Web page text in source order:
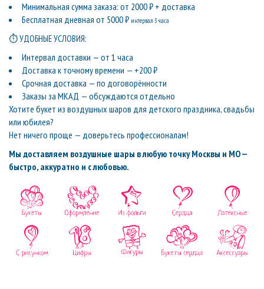
Минимальная сумма заказа: от 2000 ₽ + доставка
Бесплатная дневная от 5000 ₽ интервал 3 часа
⏱ УДОБНЫЕ УСЛОВИЯ:
Интервал доставки — от 1 часа
Доставка к точному времени — +200 ₽
Срочная доставка — по договорённости
Заказы за МКАД — обсуждаются отдельно
Хотите букет из воздушных шаров для детского праздника, свадьбы
или юбилея?
Нет ничего проще — доверьтесь профессионалам!
Мы доставляем воздушные шары в любую точку Москвы и МО —
быстро, аккуратно и с любовью.